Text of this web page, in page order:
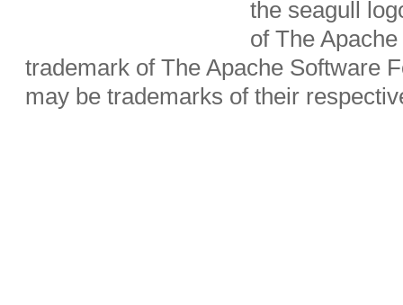
the seagull
of The
trademark of The Apache Software
may be trademarks of their